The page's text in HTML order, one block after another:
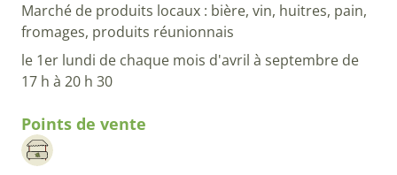
Marché de produits locaux : bière, vin, huitres, pain,
fromages, produits réunionnais
le 1er lundi de chaque mois d'avril à septembre de
17 h à 20 h 30
Points de vente